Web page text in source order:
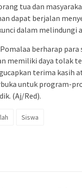
tua dan
dapat berjalan
dalam melindungi
berharap
memiliki daya tolak
terima kasih
untuk program-
(Aj/Red).
Siswa